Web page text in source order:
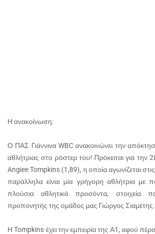
Η ανακοίνωση:
Ο ΠΑΣ Γιάννινα WBC ανακοινώνει την
αθλήτριας στο ρόστερ του! Πρόκειται για την
Angiee Tompkins (1,89), η οποία αγωνίζεται
παράλληλα είναι μία γρήγορη αθλήτρια με
πλούσια αθλητικά προσόντα, στοιχεία
προπονητής της ομάδος μας Γιώργος Σιαμέτης.
Η Tompkins έχει την εμπειρία της Α1, αφού